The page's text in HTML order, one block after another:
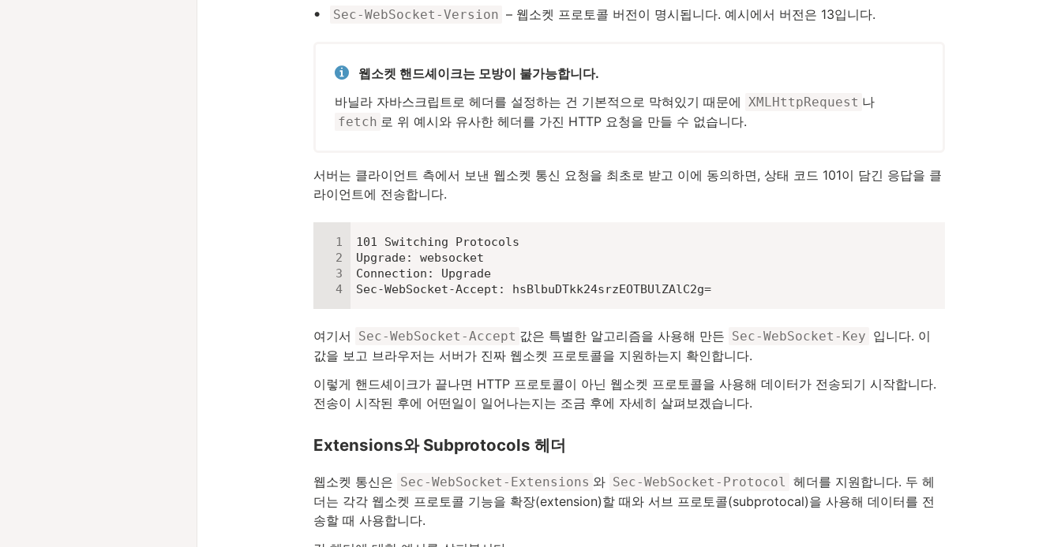
Sec-WebSocket-Version – 웹소켓 프로토콜 버전이 명시됩니다. 예시에서 버전은 13입니다.
웹소켓 핸드셰이크는 모방이 불가능합니다.
바닐라 자바스크립트로 헤더를 설정하는 건 기본적으로 막혀있기 때문에
XMLHttpRequest 나
fetch 로 위 예시와 유사한 헤더를 가진 HTTP 요청을 만들 수 없습니다.
서버는 클라이언트 측에서 보낸 웹소켓 통신 요청을 최초로 받고 이에 동의하면, 상태 코드 101이 담긴 응답을 클
라이언트에 전송합니다.
101 Switching Protocols
Upgrade: websocket
Connection: Upgrade
Sec-WebSocket-Accept: hsBlbuDTkk24srzEOTBUlZAlC2g=
여기서 Sec-WebSocket-Accept 값은 특별한 알고리즘을 사용해 만든 Sec-WebSocket-Key 입니다. 이
값을 보고 브라우저는 서버가 진짜 웹소켓 프로토콜을 지원하는지 확인합니다.
이렇게 핸드셰이크가 끝나면 HTTP 프로토콜이 아닌 웹소켓 프로토콜을 사용해 데이터가 전송되기 시작합니다.
전송이 시작된 후에 어떤일이 일어나는지는 조금 후에 자세히 살펴보겠습니다.
Extensions와 Subprotocols 헤더
웹소켓 통신은 Sec-WebSocket-Extensions 와 Sec-WebSocket-Protocol
헤더를 지원합니다. 두 헤
더는 각각 웹소켓 프로토콜 기능을 확장(extension)할 때와 서브 프로토콜(subprotocal)을 사용해 데이터를 전
송할 때 사용합니다.